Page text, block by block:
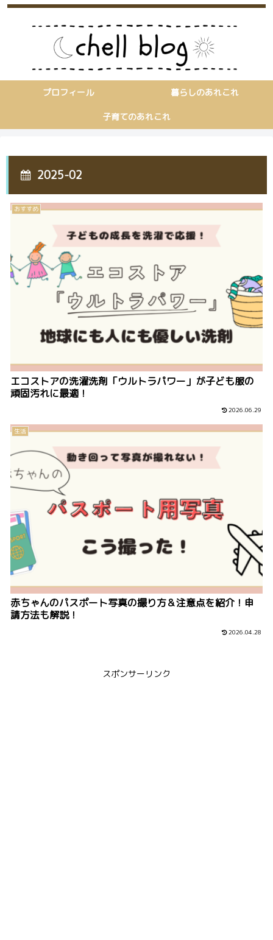
プロフィール 暮らしのあれこれ
子育てのあれこれ
2025-02
おすすめ
エコストアの洗濯洗剤「ウルトラパワー」が子ども服の
頑固汚れに最適！
2026.06.29
生活
赤ちゃんのパスポート写真の撮り方＆注意点を紹介！申
請方法も解説！
2026.04.28
スポンサーリンク